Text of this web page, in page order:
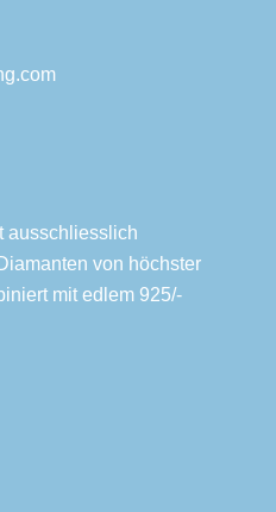
ausschliesslich
von höchster
mit edlem 925/-